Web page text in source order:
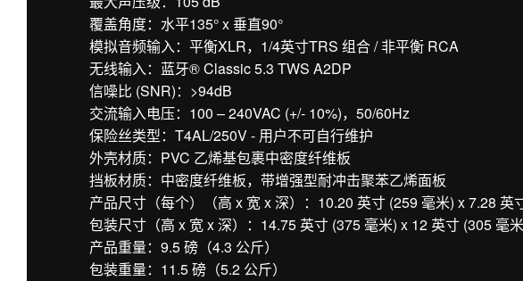
覆盖角度：水平135° x 垂直90°
模拟音频输入：平衡XLR，1/4英寸TRS 组合 / 非平衡 RCA
无线输入：蓝牙® Classic 5.3 TWS A2DP
信噪比 (SNR)：>94dB
交流输入电压：100 – 240VAC (+/- 10%)，50/60Hz
保险丝类型：T4AL/250V - 用户不可自行维护
外壳材质：PVC 乙烯基包裹中密度纤维板
挡板材质：中密度纤维板，带增强型耐冲击聚苯乙烯面板
产品尺寸（每个）（高 x 宽 x 深）：10.20 英寸 (259 毫米) x 7.28 英
包装尺寸（高 x 宽 x 深）：14.75 英寸 (375 毫米) x 12 英寸 (305 毫
产品重量：9.5 磅（4.3 公斤）
包装重量：11.5 磅（5.2 公斤）